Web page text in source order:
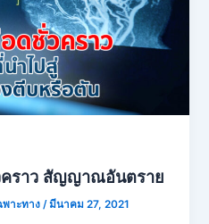
คราว สัญญาณอันตราย
พาะทาง/มีนาคม 27, 2021